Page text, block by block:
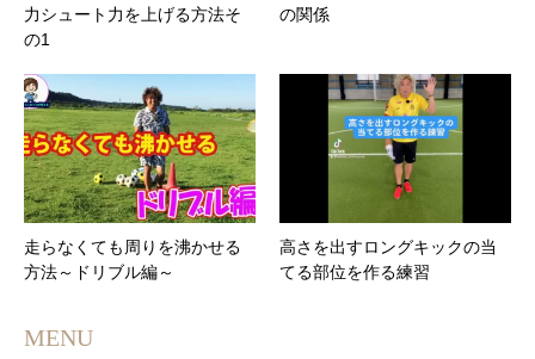
力シュート力を上げる方法そ
の1
の関係
走らなくても周りを沸かせる
方法～ドリブル編～
高さを出すロングキックの当
てる部位を作る練習
MENU